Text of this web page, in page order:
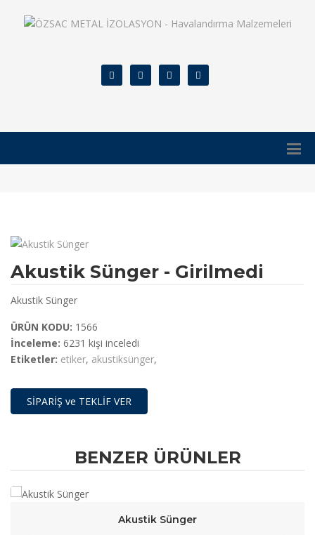
Akustik Sünger - Girilmedi
Akustik Sünger
ÜRÜN KODU: 1566
İnceleme: 6231 kişi inceledi
Etiketler: etiker, akustiksünger,
SİPARİŞ ve TEKLİF VER
BENZER ÜRÜNLER
Akustik Sünger